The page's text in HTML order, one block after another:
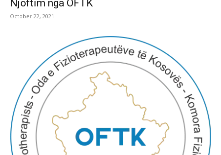
Njoftim nga OFTK
October 22, 2021